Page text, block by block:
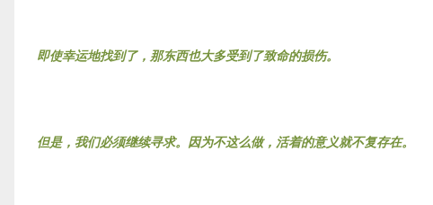
即使幸运地找到了，那东西也大多受到了致命的损伤。
但是，我们必须继续寻求。因为不这么做，活着的意义就不复存在。